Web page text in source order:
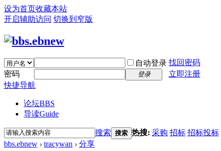
设为首页收藏本站
开启辅助访问 切换到窄版
自动登录 找回密码
密码
登录
立即注册
快捷导航
论坛BBS
导读Guide
搜索 搜索 热搜: 采购 招标 招标投标
bbs.ebnew › tracywan › 分享